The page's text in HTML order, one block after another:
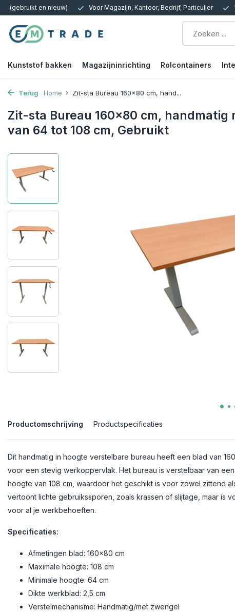
Kantoor, Bedrijf, Particulier 15.000m2 op Voorraad | Bezorgen of
Kunststof bakken Magazijninrichting Rolcontainers
Terug Home Zit-sta Bureau 160x80 cm, hand...
Zit-sta Bureau 160x80 cm,
van 64 tot 108 cm, Gebruikt
Productomschrijving Productspecificaties
Dit handmatig in hoogte verstelbare bureau heeft een blad van
voor een stevig werkoppervlak. Het bureau is verstelbaar van
hoogte van 108 cm, waardoor het geschikt is voor zowel zittend
vertoont lichte gebruikssporen, zoals krassen of slijtage, maar is
voor al je werkbehoeften.
Specificaties:
Afmetingen blad: 160x80 cm
Maximale hoogte: 108 cm
Minimale hoogte: 64 cm
Dikte werkblad: 2,5 cm
Verstelmechanisme: Handmatig/met zwengel